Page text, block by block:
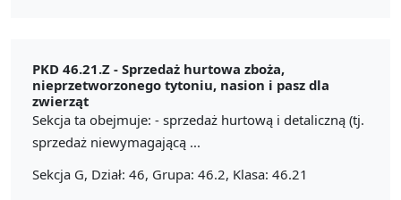
PKD 46.21.Z - Sprzedaż hurtowa zboża,
nieprzetworzonego tytoniu, nasion i pasz dla
zwierząt
Sekcja ta obejmuje: - sprzedaż hurtową i detaliczną (tj.
sprzedaż niewymagającą ...
Sekcja G, Dział: 46, Grupa: 46.2, Klasa: 46.21